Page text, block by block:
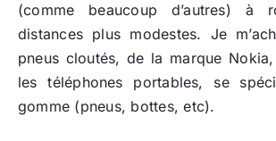
(comme beaucoup d’autres) à
distances plus modestes. Je
pneus cloutés, de la marque
les téléphones portables, se
gomme (pneus, bottes, etc).